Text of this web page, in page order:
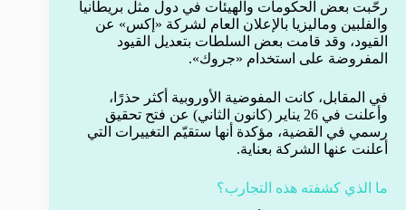
رحّبت بعض الحكومات والهيئات في دول مثل بريطانيا
والفلبين وماليزيا بالإعلان العام لشركة «إكس» عن
القيود، وقد قامت بعض السلطات بتعديل القيود
المفروضة على استخدام «جروك».
في المقابل، كانت المفوضية الأوروبية أكثر حذرًا،
وأعلنت في 26 يناير (كانون الثاني) عن فتح تحقيق
رسمي في القضية، مؤكدة أنها ستقيّم التغييرات التي
أعلنت عنها الشركة بعناية.
ما الذي كشفته هذه التجارب؟